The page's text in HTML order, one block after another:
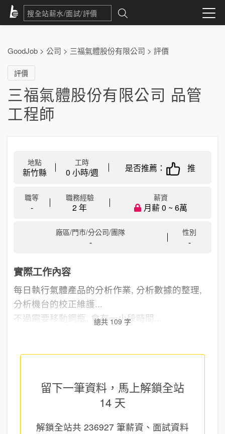
GoodJob > 公司 > 三福氣體股份有限公司 > 評價
評價
三福氣體股份有限公司 品管
工程師
地點
新竹縣
工時
0 小時/週 是否推薦： 推
職等
-
職務經驗
2 年
薪資
月薪 0 ~ 6萬
廠區/門市/分公司/團隊
-
性別
-
實際工作內容
每日執行氣體產品的分析作業, 分析數據的整理,
分析機台的校正維護...
不過需要移動鋼瓶, 會有一小段時間...
總共 109 字
留下一筆資料，馬上解鎖全站
14 天
解鎖全站共 236927 筆薪資、面試資料